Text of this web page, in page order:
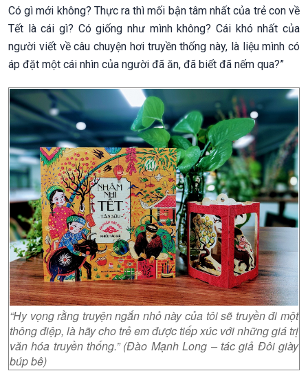
Có gì mới không? Thực ra thì mối bận tâm nhất của trẻ con về
Tết là cái gì? Có giống như mình không? Cái khó nhất của
người viết về câu chuyện hơi truyền thống này, là liệu mình có
áp đặt một cái nhìn của người đã ăn, đã biết đã nếm qua?”
“Hy vọng rằng truyện ngắn nhỏ này của tôi sẽ truyền đi một
thông điệp, là hãy cho trẻ em được tiếp xúc với những giá trị
văn hóa truyền thống.” (Đào Mạnh Long – tác giả Đôi giày
búp bê)